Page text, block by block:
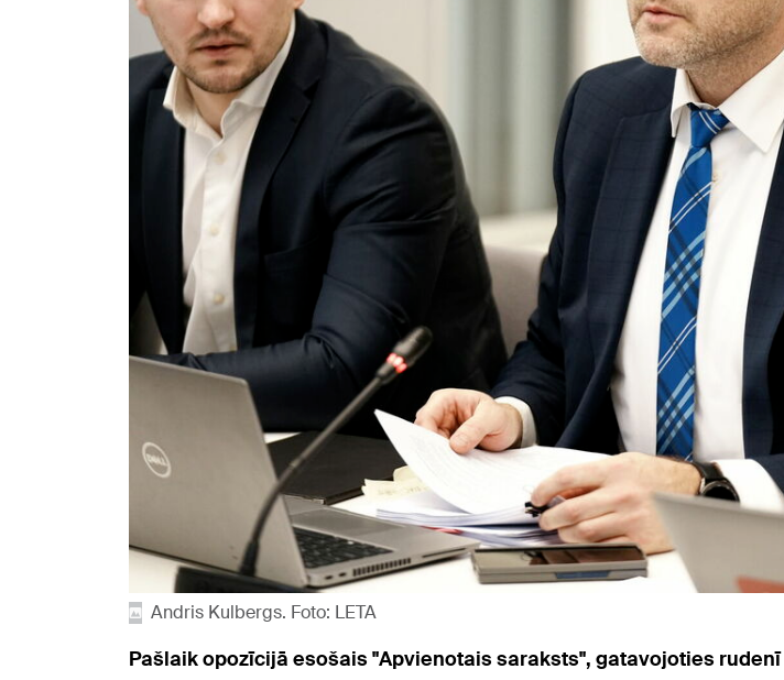
Andris Kulbergs. Foto: LETA
Pašlaik opozīcijā esošais "Apvienotais saraksts", gatavojoties